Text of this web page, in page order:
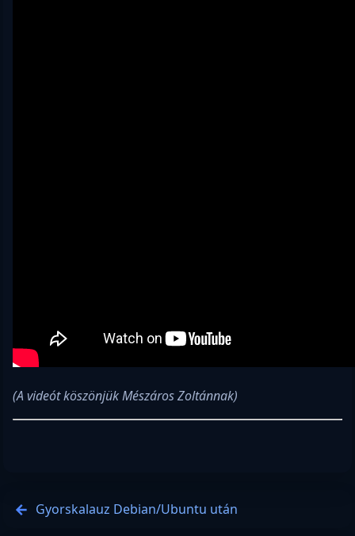
(A videót köszönjük Mészáros Zoltánnak)
Gyorskalauz Debian/Ubuntu után